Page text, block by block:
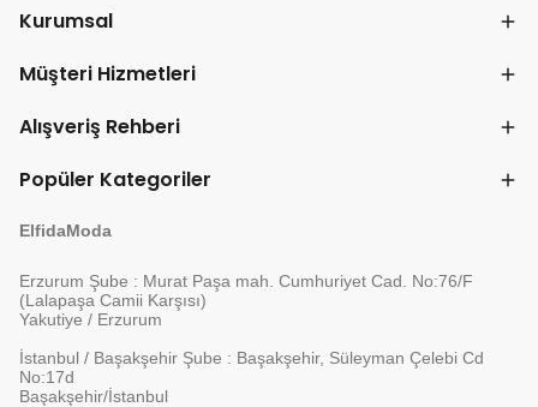
Kurumsal
Müşteri Hizmetleri
Alışveriş Rehberi
Popüler Kategoriler
ElfidaModa
Erzurum Şube : Murat Paşa mah. Cumhuriyet Cad. No:76/F
(Lalapaşa Camii Karşısı)
Yakutiye / Erzurum
İstanbul / Başakşehir Şube : Başakşehir, Süleyman Çelebi Cd
No:17d
Başakşehir/İstanbul